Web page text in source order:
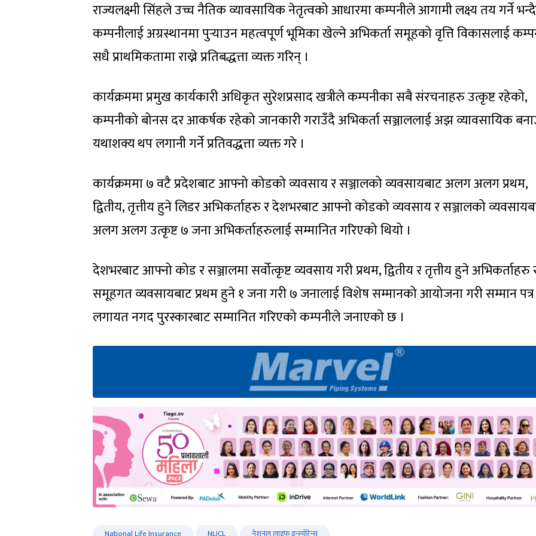
राज्यलक्ष्मी सिंहले उच्च नैतिक व्यावसायिक नेतृत्वको आधारमा कम्पनीले आगामी लक्ष्य तय गर्ने भन्दै
कम्पनीलाई अग्रस्थानमा पुर्‍याउन महत्वपूर्ण भूमिका खेल्ने अभिकर्ता समूहको वृत्ति विकासलाई
सधै प्राथमिकतामा राख्ने प्रतिबद्धत्ता व्यक्त गरिन् ।
कार्यक्रममा प्रमुख कार्यकारी अधिकृत सुरेशप्रसाद खत्रीले कम्पनीका सबै संरचनाहरु उत्कृष्ट रहेको,
कम्पनीको बोनस दर आकर्षक रहेको जानकारी गराउँदै अभिकर्ता सञ्जाललाई अझ व्यावसायिक
यथाशक्य थप लगानी गर्ने प्रतिवद्धत्ता व्यक्त गरे ।
कार्यक्रममा ७ वटै प्रदेशबाट आफ्नो कोडको व्यवसाय र सञ्जालको व्यवसायबाट अलग अलग प्रथम,
द्वितीय, तृत्तीय हुने लिडर अभिकर्ताहरु र देशभरबाट आफ्नो कोडको व्यवसाय र सञ्जालको
अलग अलग उत्कृष्ट ७ जना अभिकर्ताहरुलाई सम्मानित गरिएको थियो ।
देशभरबाट आफ्नो कोड र सञ्जालमा सर्वोत्कृष्ट व्यवसाय गरी प्रथम, द्वितीय र तृत्तीय हुने अभिकर्ताहरु
समूहगत व्यवसायबाट प्रथम हुने १ जना गरी ७ जनालाई विशेष सम्मानको आयोजना गरी सम्मान पत्र
लगायत नगद पुरस्कारबाट सम्मानित गरिएको कम्पनीले जनाएको छ ।